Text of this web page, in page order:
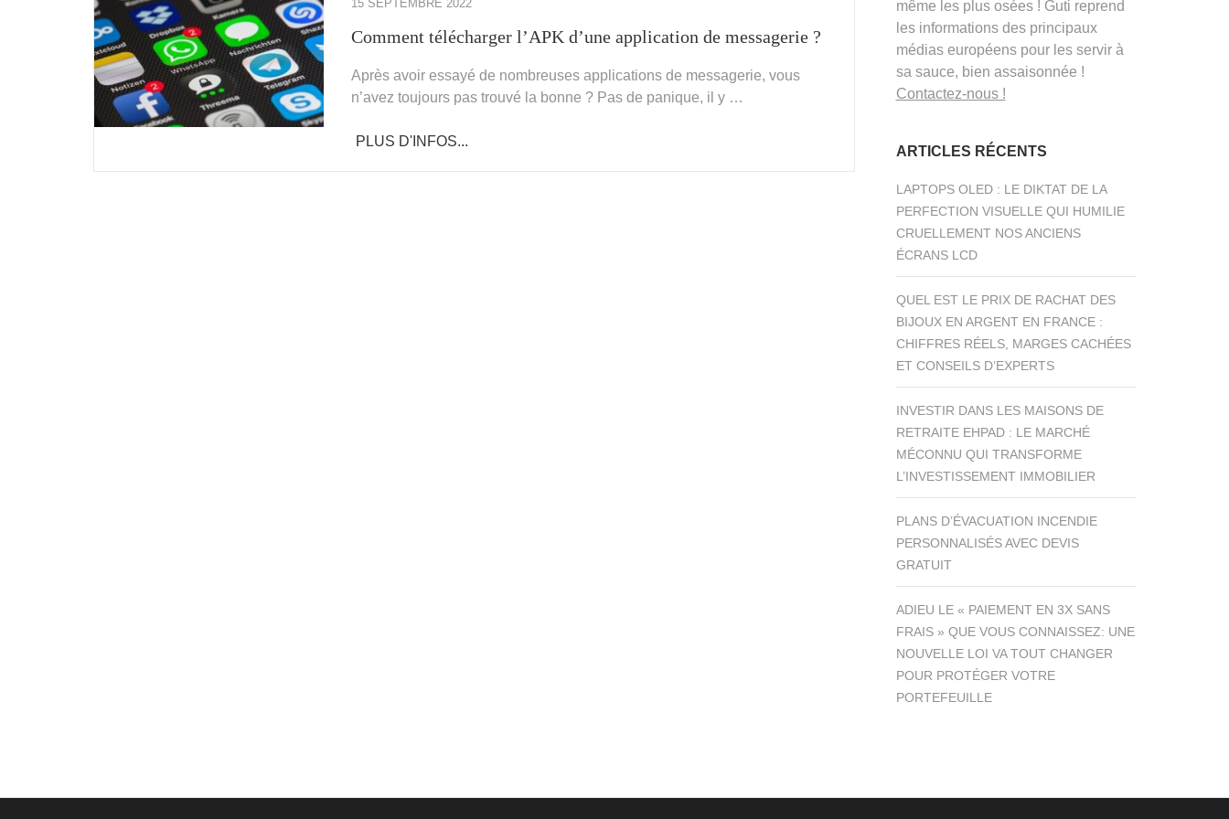
15 SEPTEMBRE 2022
Comment télécharger l’APK d’une application de messagerie ?
Après avoir essayé de nombreuses applications de messagerie, vous
n’avez toujours pas trouvé la bonne ? Pas de panique, il y …
PLUS D'INFOS...
même les plus osées ! Guti reprend
les informations des principaux
médias européens pour les servir à
sa sauce, bien assaisonnée !
Contactez-nous !
ARTICLES RÉCENTS
LAPTOPS OLED : LE DIKTAT DE LA
PERFECTION VISUELLE QUI HUMILIE
CRUELLEMENT NOS ANCIENS
ÉCRANS LCD
QUEL EST LE PRIX DE RACHAT DES
BIJOUX EN ARGENT EN FRANCE :
CHIFFRES RÉELS, MARGES CACHÉES
ET CONSEILS D’EXPERTS
INVESTIR DANS LES MAISONS DE
RETRAITE EHPAD : LE MARCHÉ
MÉCONNU QUI TRANSFORME
L’INVESTISSEMENT IMMOBILIER
PLANS D’ÉVACUATION INCENDIE
PERSONNALISÉS AVEC DEVIS
GRATUIT
ADIEU LE « PAIEMENT EN 3X SANS
FRAIS » QUE VOUS CONNAISSEZ: UNE
NOUVELLE LOI VA TOUT CHANGER
POUR PROTÉGER VOTRE
PORTEFEUILLE